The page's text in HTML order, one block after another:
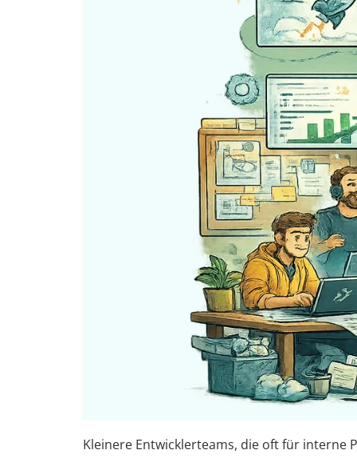
Kleinere Entwicklerteams, die oft für interne